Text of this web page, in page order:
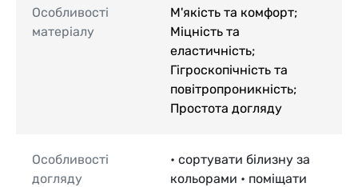
Особливості
матеріалу
М'якість та комфорт;
Міцність та
еластичність;
Гігроскопічність та
повітропроникність;
Простота догляду
Особливості
догляду
• сортувати білизну за
кольорами • поміщати